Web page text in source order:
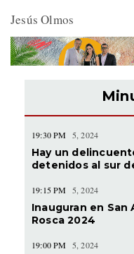
Jesús Olmos
19:30 PM 5, 2024
Hay un
detenidos al sur
19:15 PM 5, 2024
Inauguran en San
Rosca 2024
19:00 PM 5, 2024